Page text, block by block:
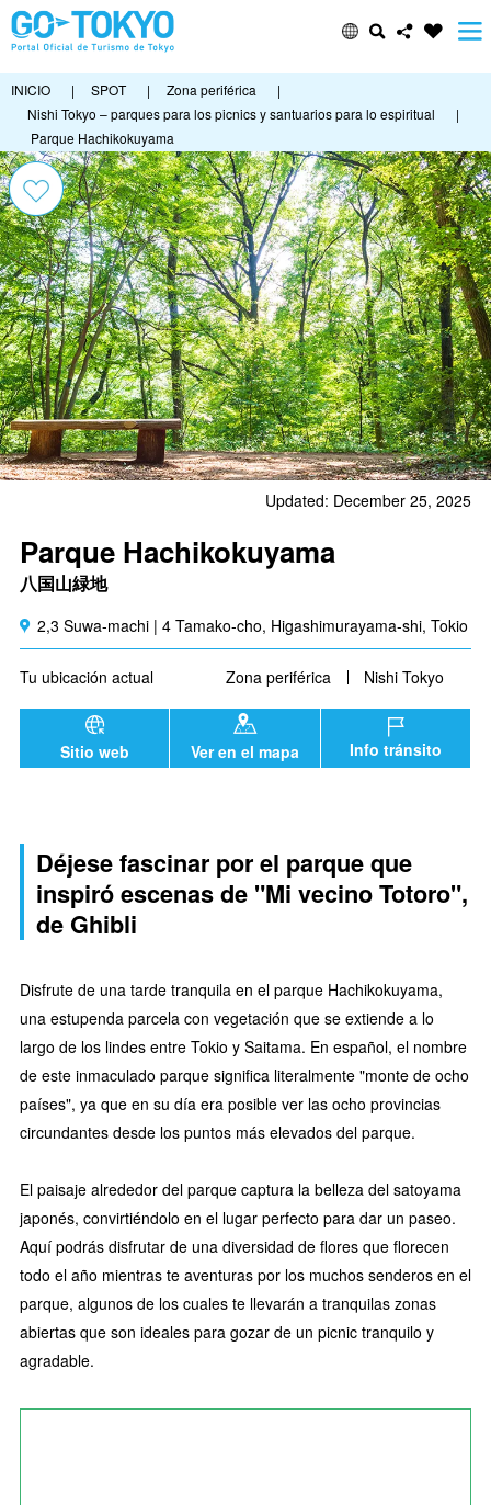
INICIO | SPOT | Zona periférica
|
Nishi Tokyo – parques para los picnics y santuarios para lo espiritual
|
Parque Hachikokuyama
Updated: December 25, 2025
Parque Hachikokuyama
八国山緑地
2,3 Suwa-machi | 4 Tamako-cho, Higashimurayama-shi, Tokio
Tu ubicación actual Zona periférica Nishi Tokyo
Sitio web Ver en el mapa Info tránsito
Déjese fascinar por el parque que
inspiró escenas de "Mi vecino Totoro",
de Ghibli
Disfrute de una tarde tranquila en el parque Hachikokuyama,
una estupenda parcela con vegetación que se extiende a lo
largo de los lindes entre Tokio y Saitama. En español, el nombre
de este inmaculado parque significa literalmente "monte de ocho
países", ya que en su día era posible ver las ocho provincias
circundantes desde los puntos más elevados del parque.
El paisaje alrededor del parque captura la belleza del satoyama
japonés, convirtiéndolo en el lugar perfecto para dar un paseo.
Aquí podrás disfrutar de una diversidad de flores que florecen
todo el año mientras te aventuras por los muchos senderos en el
parque, algunos de los cuales te llevarán a tranquilas zonas
abiertas que son ideales para gozar de un picnic tranquilo y
agradable.